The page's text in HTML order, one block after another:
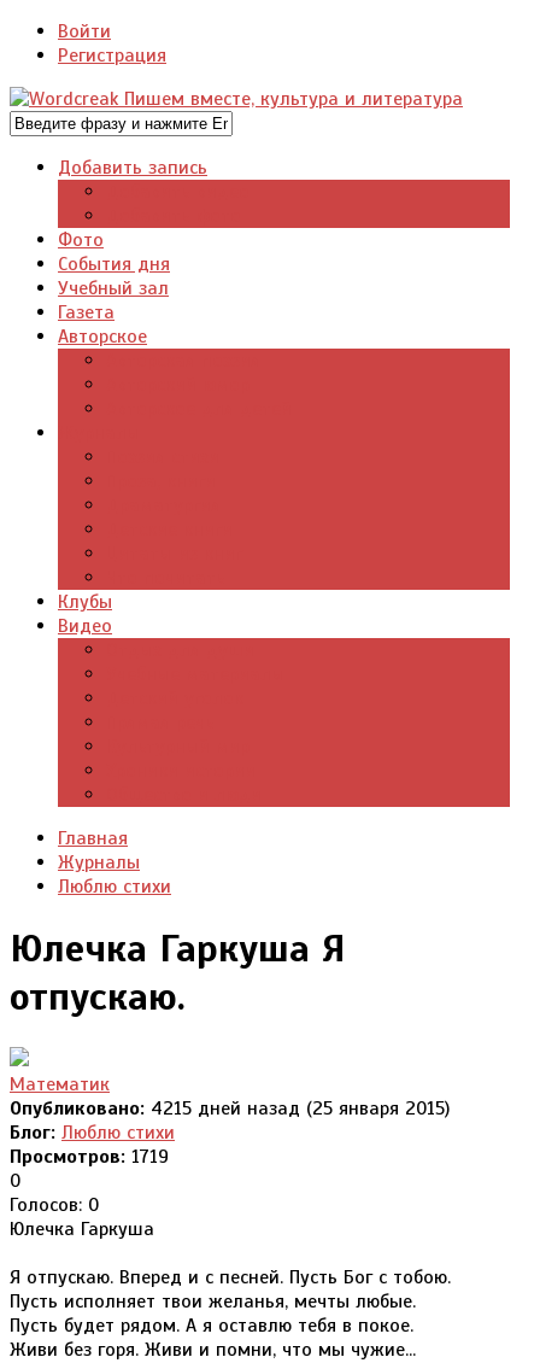
Войти
Регистрация
Добавить запись
Фото
События дня
Учебный зал
Газета
Авторское
Клубы
Видео
Главная
Журналы
Люблю стихи
Юлечка Гаркуша Я
отпускаю.
Математик
Опубликовано: 4215 дней назад (25 января 2015)
Блог: Люблю стихи
Просмотров: 1719
0
Голосов: 0
Юлечка Гаркуша
Я отпускаю. Вперед и с песней. Пусть Бог с тобою.
Пусть исполняет твои желанья, мечты любые.
Пусть будет рядом. А я оставлю тебя в покое.
Живи без горя. Живи и помни, что мы чужие...